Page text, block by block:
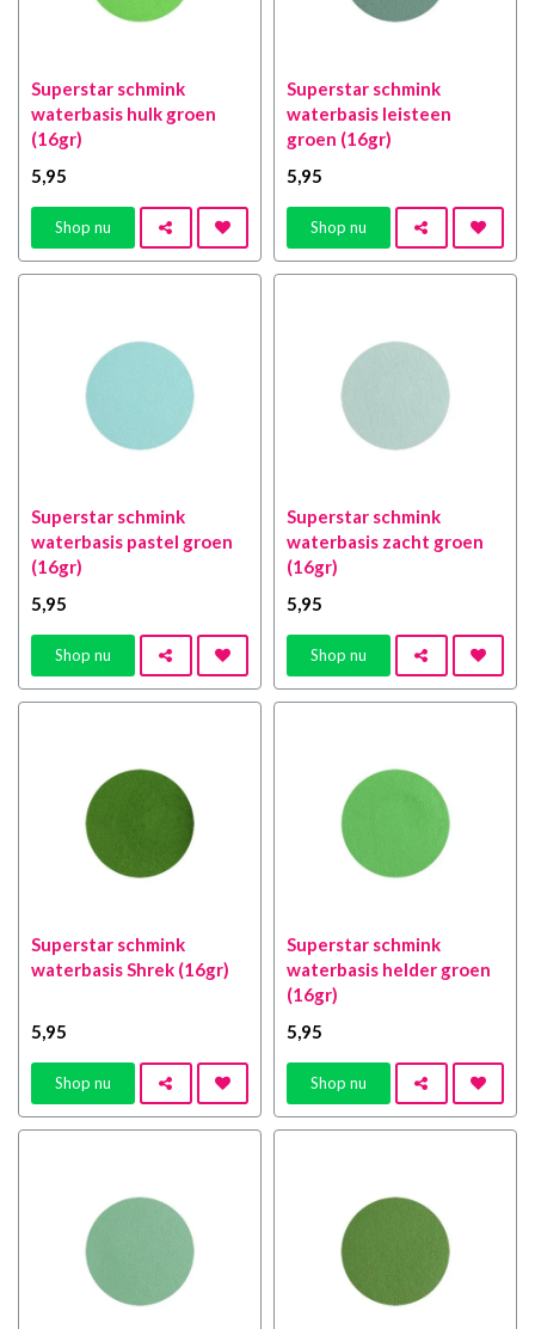
Superstar schmink
waterbasis hulk groen
(16gr)
5,95
Shop nu
Superstar schmink
waterbasis leisteen
groen (16gr)
5,95
Shop nu
Superstar schmink
waterbasis pastel groen
(16gr)
5,95
Shop nu
Superstar schmink
waterbasis zacht groen
(16gr)
5,95
Shop nu
Superstar schmink
waterbasis Shrek (16gr)
5,95
Shop nu
Superstar schmink
waterbasis helder groen
(16gr)
5,95
Shop nu